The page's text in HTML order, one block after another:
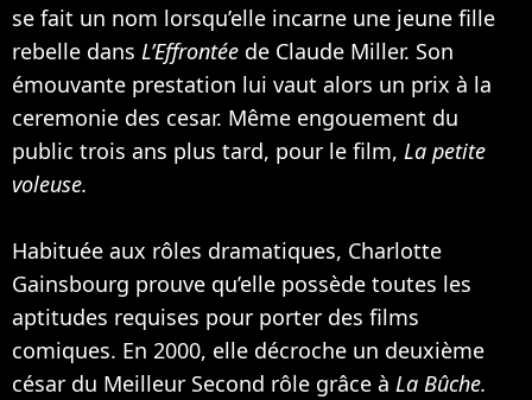
se fait un nom lorsqu’elle incarne une jeune fille
rebelle dans L’Effrontée de Claude Miller. Son
émouvante prestation lui vaut alors un prix à la
ceremonie des cesar. Même engouement du
public trois ans plus tard, pour le film, La petite
voleuse.
Habituée aux rôles dramatiques, Charlotte
Gainsbourg prouve qu’elle possède toutes les
aptitudes requises pour porter des films
comiques. En 2000, elle décroche un deuxième
césar du Meilleur Second rôle grâce à La Bûche.